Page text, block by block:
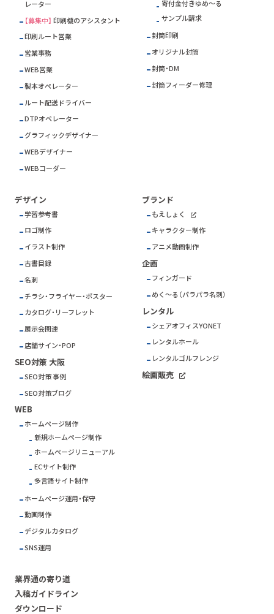
レーター
【募集中】 印刷機のアシスタント
印刷ルート営業
営業事務
WEB営業
製本オペレーター
ルート配送ドライバー
DTPオペレーター
グラフィックデザイナー
WEBデザイナー
WEBコーダー
寄付金付きゆめ～る
サンプル請求
封筒印刷
オリジナル封筒
封筒・DM
封筒フィーダー修理
デザイン
学習参考書
ロゴ制作
イラスト制作
古書目録
名刺
チラシ・フライヤー・ポスター
カタログ・リーフレット
展示会関連
店舗サイン・POP
SEO対策 大阪
SEO対策 事例
SEO対策ブログ
WEB
ホームページ制作
新規ホームページ制作
ホームページリニューアル
ECサイト制作
多言語サイト制作
ホームページ運用・保守
動画制作
デジタルカタログ
SNS運用
ブランド
もえしょく
キャラクター制作
アニメ動画制作
企画
フィンガード
めく～る（パラパラ名刺）
レンタル
シェアオフィスYONET
レンタルホール
レンタルゴルフレンジ
絵画販売
業界通の寄り道
入稿ガイドライン
ダウンロード